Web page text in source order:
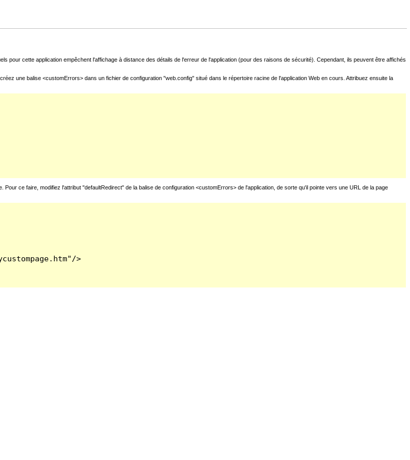
pour cette application empêchent l'affichage à distance des détails de l'erreur de l'application (pour des raisons de sécurité). Cependant, ils peuvent être affichés
une balise <customErrors> dans un fichier de configuration "web.config" situé dans le répertoire racine de l'application Web en cours. Attribuez ensuite la
ce faire, modifiez l'attribut "defaultRedirect" de la balise de configuration <customErrors> de l'application, de sorte qu'il pointe vers une URL de la page
>